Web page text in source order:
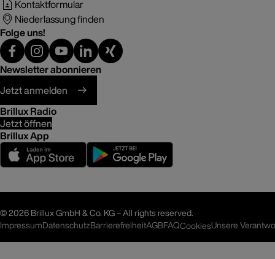
Kontaktformular
Niederlassung finden
Folge uns!
Newsletter abonnieren
Jetzt anmelden
Brillux Radio
Jetzt öffnen
Brillux App
©2026 Brillux GmbH & Co. KG – All rights reserved.
ImpressumDatenschutzBarrierefreiheitAGBFAQCookiesUnsere